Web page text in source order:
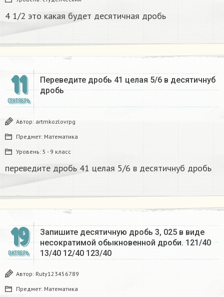
4 1/2 это какая будет десятичная дробь​
11
СЕНТЯБРЬ
Переведите дробь 41 целая 5/6 в десятичнуб
дробь​
Автор: artmkozlovrpg
Предмет: Математика
Уровень: 5 - 9 класс
переведите дробь 41 целая 5/6 в десятичнуб дробь​
19
ОКТЯБРЬ
Запишите десятичную дробь 3, 025 в виде
несократимой обыкновенной дроби. 121/40
13/40 12/40 123/40 ​
Автор: Ruty123456789
Предмет: Математика